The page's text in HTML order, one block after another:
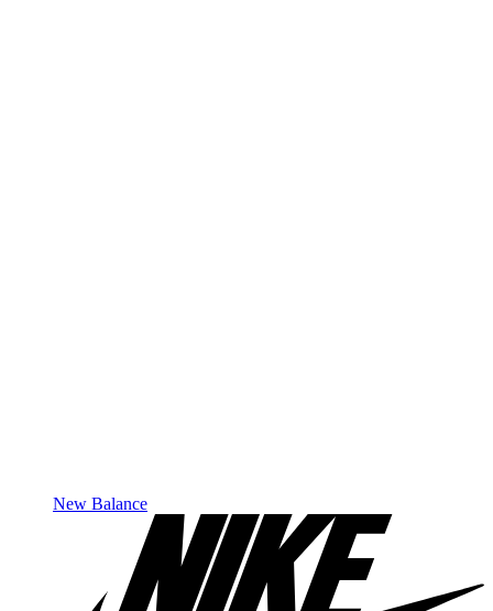
New Balance